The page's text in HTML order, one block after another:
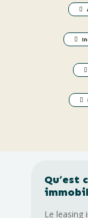
Qu’est
Le leasing